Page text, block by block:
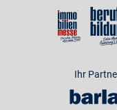
Ihr